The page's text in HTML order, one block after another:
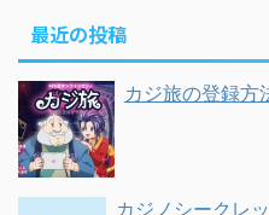
最近の投稿
カジ旅の登録方
カジノシークレ